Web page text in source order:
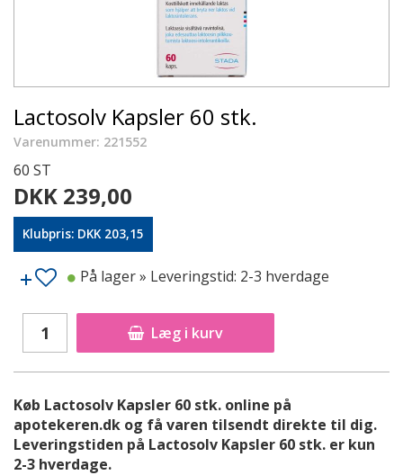
Lactosolv Kapsler 60 stk.
Varenummer: 221552
60 ST
DKK 239,00
Klubpris: DKK 203,15
Læg i kurv
På lager» Leveringstid: 2-3 hverdage
Køb Lactosolv Kapsler 60 stk. online på
apotekeren.dk og få varen tilsendt direkte til dig.
Leveringstiden på Lactosolv Kapsler 60 stk. er kun
2-3 hverdage.